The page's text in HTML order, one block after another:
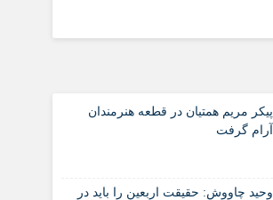
پیکر مریم همتیان در قطعه هنرمندان
آرام گرفت
وحید چاووش: حقیقت اربعین را باید در